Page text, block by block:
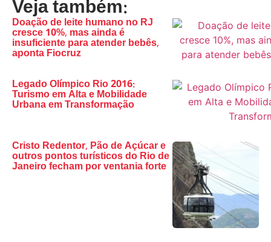
Veja também:
Doação de leite humano no RJ
cresce 10%, mas ainda é
insuficiente para atender bebês,
aponta Fiocruz
Legado Olímpico Rio 2016:
Turismo em Alta e Mobilidade
Urbana em Transformação
Cristo Redentor, Pão de Açúcar e
outros pontos turísticos do Rio de
Janeiro fecham por ventania forte